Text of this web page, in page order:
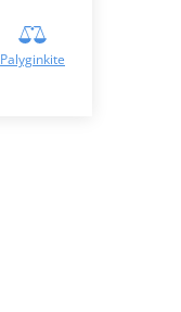
Palyginkite